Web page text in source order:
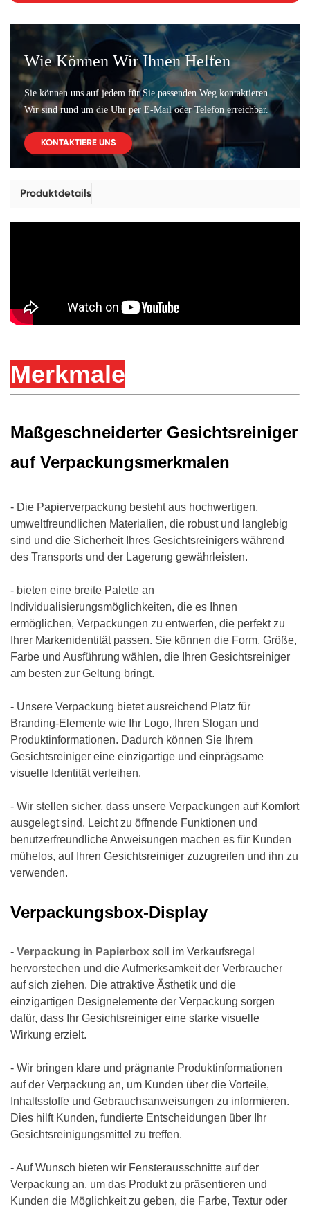
Wie Können Wir Ihnen Helfen
Sie können uns auf jedem für Sie passenden Weg kontaktieren.
Wir sind rund um die Uhr per E-Mail oder Telefon erreichbar.
KONTAKTIERE UNS
Produktdetails
Merkmale
Maßgeschneiderter Gesichtsreiniger
auf Verpackungsmerkmalen
- Die Papierverpackung besteht aus hochwertigen,
umweltfreundlichen Materialien, die robust und langlebig
sind und die Sicherheit Ihres Gesichtsreinigers während
des Transports und der Lagerung gewährleisten.
- bieten eine breite Palette an
Individualisierungsmöglichkeiten, die es Ihnen
ermöglichen, Verpackungen zu entwerfen, die perfekt zu
Ihrer Markenidentität passen. Sie können die Form, Größe,
Farbe und Ausführung wählen, die Ihren Gesichtsreiniger
am besten zur Geltung bringt.
- Unsere Verpackung bietet ausreichend Platz für
Branding-Elemente wie Ihr Logo, Ihren Slogan und
Produktinformationen. Dadurch können Sie Ihrem
Gesichtsreiniger eine einzigartige und einprägsame
visuelle Identität verleihen.
- Wir stellen sicher, dass unsere Verpackungen auf Komfort
ausgelegt sind. Leicht zu öffnende Funktionen und
benutzerfreundliche Anweisungen machen es für Kunden
mühelos, auf Ihren Gesichtsreiniger zuzugreifen und ihn zu
verwenden.
Verpackungsbox-Display
- Verpackung in Papierbox soll im Verkaufsregal
hervorstechen und die Aufmerksamkeit der Verbraucher
auf sich ziehen. Die attraktive Ästhetik und die
einzigartigen Designelemente der Verpackung sorgen
dafür, dass Ihr Gesichtsreiniger eine starke visuelle
Wirkung erzielt.
- Wir bringen klare und prägnante Produktinformationen
auf der Verpackung an, um Kunden über die Vorteile,
Inhaltsstoffe und Gebrauchsanweisungen zu informieren.
Dies hilft Kunden, fundierte Entscheidungen über Ihr
Gesichtsreinigungsmittel zu treffen.
- Auf Wunsch bieten wir Fensterausschnitte auf der
Verpackung an, um das Produkt zu präsentieren und
Kunden die Möglichkeit zu geben, die Farbe, Textur oder